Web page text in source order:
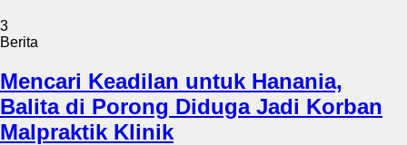
3
Berita
Mencari Keadilan untuk Hanania,
Balita di Porong Diduga Jadi Korban
Malpraktik Klinik